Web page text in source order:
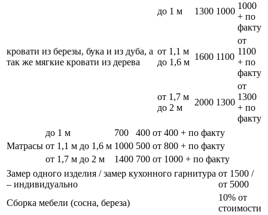
кровати из березы, бука и из дуба, а
так же мягкие кровати из дерева
до 1 м 1300 1000
1000
+ по
факту
от 1,1 м
до 1,6 м
1600 1100
от
1100
+ по
факту
от 1,7 м
до 2 м
2000 1300
от
1300
+ по
факту
Матрасы
до 1 м 700 400 от 400 + по факту
от 1,1 м до 1,6 м 1000 500 от 800 + по факту
от 1,7 м до 2 м
1400 700 от 1000 + по факту
Замер одного изделия / замер кухонного гарнитура
– индивидуально
от 1500 /
от 5000
Сборка мебели (сосна, береза)
10% от
стоимости